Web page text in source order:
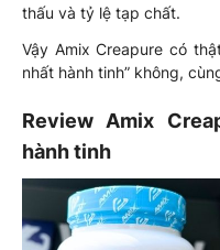
thấu và tỷ lệ tạp chất.
Vậy Amix Creapure có
nhất hành tinh” không,
Review Amix
hành tinh